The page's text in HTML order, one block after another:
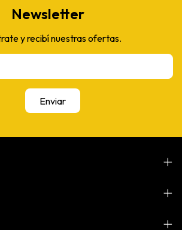
Newsletter
y recibí nuestras ofertas.